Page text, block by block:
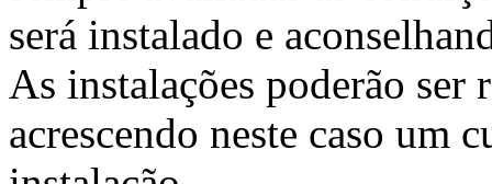
será instalado e
As instalações poderão ser
acrescendo neste caso um